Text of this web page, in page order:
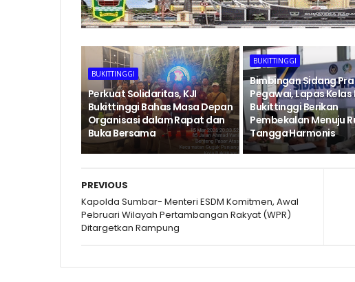
BUKITTINGGI
Perkuat Solidaritas, KJI
Bukittinggi Bahas Masa Depan
Organisasi dalam Rapat dan
Buka Bersama
BUKITTINGGI
Bimbingan Sidang
Pegawai, Lapas Kelas
Bukittinggi Berikan
Pembekalan Menuju
Tangga Harmonis
PREVIOUS
Kapolda Sumbar- Menteri ESDM Komitmen, Awal
Pebruari Wilayah Pertambangan Rakyat (WPR)
Ditargetkan Rampung